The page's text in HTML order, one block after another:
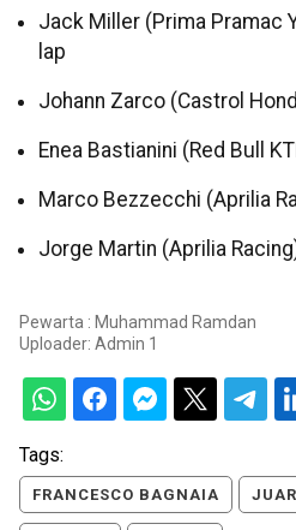
Jack Miller (Prima Pramac
lap
Johann Zarco (Castrol
Enea Bastianini (Red Bull
Marco Bezzecchi (Aprilia
Jorge Martin (Aprilia
Pewarta : Muhammad Ramdan
Uploader: Admin 1
Tags:
FRANCESCO BAGNAIA